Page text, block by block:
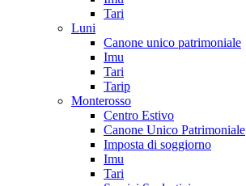
Tari
Luni
Canone unico patrimoniale
Imu
Tari
Tarip
Monterosso
Centro Estivo
Canone Unico Patrimoniale
Imposta di soggiorno
Imu
Tari